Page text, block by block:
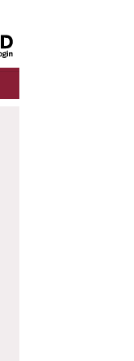
oben springen